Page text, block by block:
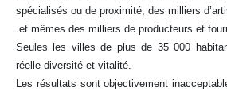
spécialisés ou de proximité, des milliers
.et mêmes des milliers de producteurs et
Seules les villes de plus de 35 000
réelle diversité et vitalité.
Les résultats sont objectivement